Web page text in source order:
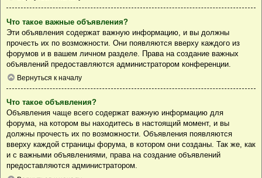
Что такое важные объявления?
Эти объявления содержат важную информацию, и вы должны
прочесть их по возможности. Они появляются вверху каждого из
форумов и в вашем личном разделе. Права на создание важных
объявлений предоставляются администратором конференции.
Вернуться к началу
Что такое объявления?
Объявления чаще всего содержат важную информацию для
форума, на котором вы находитесь в настоящий момент, и вы
должны прочесть их по возможности. Объявления появляются
вверху каждой страницы форума, в котором они созданы. Так же, как
и с важными объявлениями, права на создание объявлений
предоставляются администратором.